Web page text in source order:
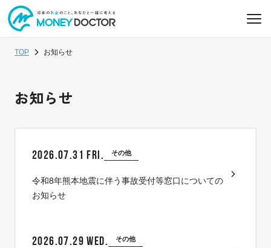
TOP お知らせ
お知らせ
2026.07.31 FRI. その他
令和8年熊本地震に伴う事故受付等窓口についての
お知らせ
2026.07.29 WED. その他